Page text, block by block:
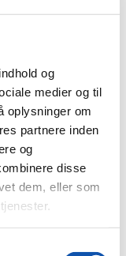
og
medier og til
oplysninger om
partnere inden
og
disse
dem, eller som
for at vælge
på
i første række